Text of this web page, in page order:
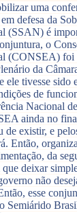
uma
defesa da
(SSAN) é
o
(CONSEA) foi
da
ele tivesse
de
Nacional
ainda no
de existir, e
Então,
da
deixar
não
esse
Semiárido